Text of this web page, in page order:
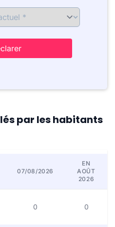
par les habitants
07/08/2026
EN
AOÛT
2026
0 0